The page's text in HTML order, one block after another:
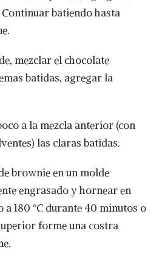
batiendo hasta
mezclar el chocolate
batidas, agregar la
a la mezcla anterior (con
las claras batidas.
brownie en un molde
engrasado y hornear en
180 °C durante 40 minutos o
forme una costra